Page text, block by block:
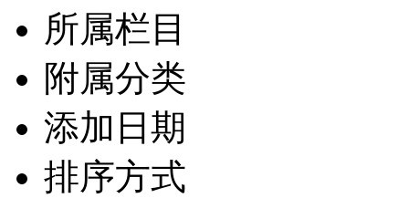
所属栏目
附属分类
添加日期
排序方式